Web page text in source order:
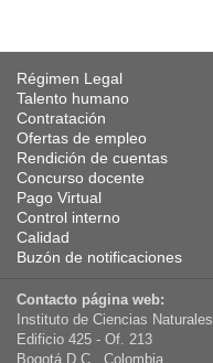
Régimen Legal
Talento humano
Contratación
Ofertas de empleo
Rendición de cuentas
Concurso docente
Pago Virtual
Control interno
Calidad
Buzón de notificaciones
Contacto página web:
Instituto de Ciencias Naturales
Edificio 425 - Of. 213
Bogotá D.C., Colombia